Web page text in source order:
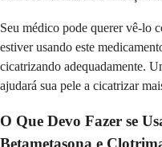
Seu médico pode querer vê-lo
estiver usando este
cicatrizando adequadamente.
ajudará sua pele a cicatrizar
O Que Devo Fazer se